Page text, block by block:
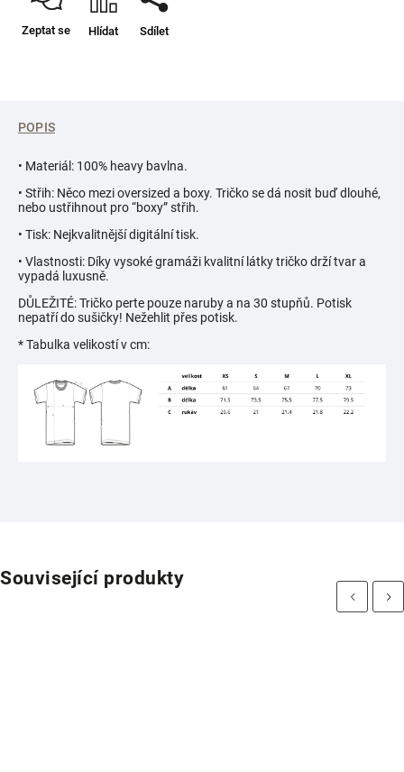
Zeptat se Hlídat Sdílet
POPIS
• Materiál: 100% heavy bavlna.
• Střih: Něco mezi oversized a boxy. Tričko se dá nosit buď dlouhé,
nebo ustřihnout pro “boxy” střih.
• Tisk: Nejkvalitnější digitální tisk.
• Vlastnosti: Díky vysoké gramáži kvalitní látky tričko drží tvar a
vypadá luxusně.
DŮLEŽITÉ: Tričko perte pouze naruby a na 30 stupňů. Potisk
nepatří do sušičky! Nežehlit přes potisk.
* Tabulka velikostí v cm:
Související produkty
Previous Next